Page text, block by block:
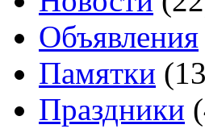
Объявления
Памятки
Праздники